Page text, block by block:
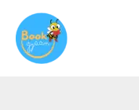
content